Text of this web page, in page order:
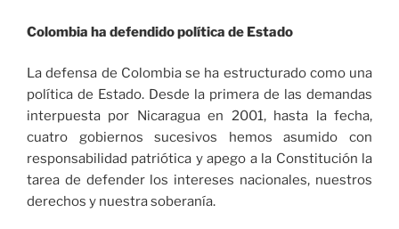
Colombia ha defendido política de Estado
La defensa de Colombia se ha estructurado como una
política de Estado. Desde la primera de las demandas
interpuesta por Nicaragua en 2001, hasta la fecha,
cuatro gobiernos sucesivos hemos asumido con
responsabilidad patriótica y apego a la Constitución la
tarea de defender los intereses nacionales, nuestros
derechos y nuestra soberanía.